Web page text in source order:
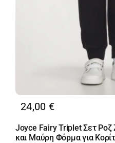
24,00 €
Joyce Fairy Triplet Σετ
και Μαύρη Φόρμα για